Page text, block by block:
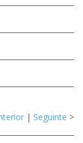
| Seguinte >